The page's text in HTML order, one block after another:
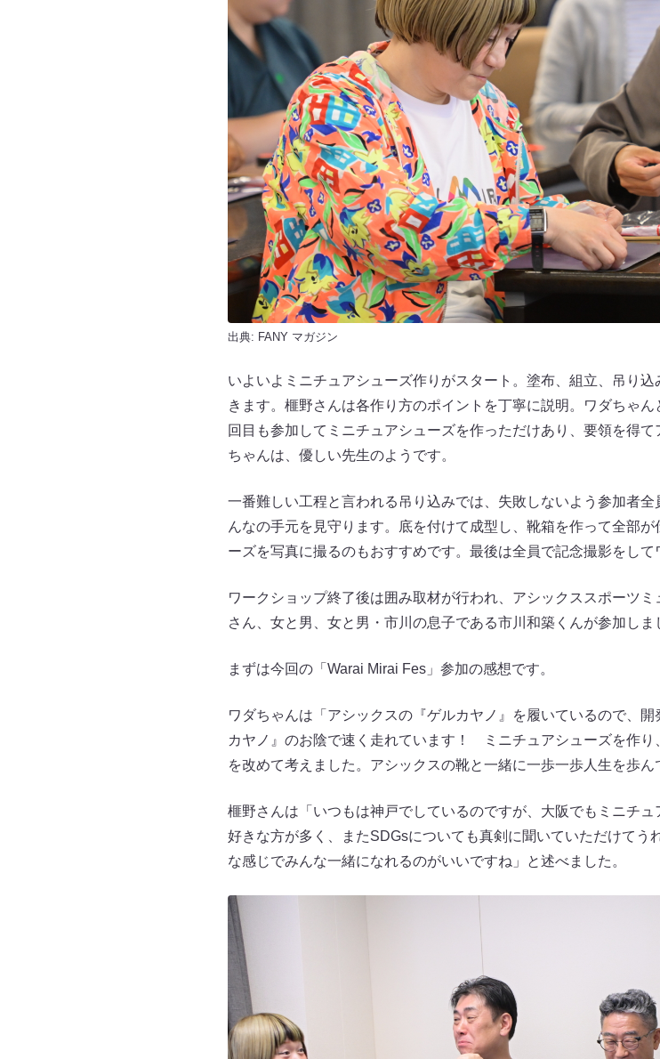
出典: FANY マガジン
いよいよミニチュアシューズ作りがスタート。塗布、組立、吊り
きます。榧野さんは各作り方のポイントを丁寧に説明。ワダちゃ
回目も参加してミニチュアシューズを作っただけあり、要領を得
ちゃんは、優しい先生のようです。
一番難しい工程と言われる吊り込みでは、失敗しないよう参加者
んなの手元を見守ります。底を付けて成型し、靴箱を作って全部
ーズを写真に撮るのもおすすめです。最後は全員で記念撮影をして
ワークショップ終了後は囲み取材が行われ、アシックススポーツ
さん、女と男、女と男・市川の息子である市川和築くんが参加しま
まずは今回の「Warai Mirai Fes」参加の感想です。
ワダちゃんは「アシックスの『ゲルカヤノ』を履いているので、
カヤノ』のお陰で速く走れています！ ミニチュアシューズを作り
を改めて考えました。アシックスの靴と一緒に一歩一歩人生を歩ん
榧野さんは「いつもは神戸でしているのですが、大阪でもミニチ
好きな方が多く、またSDGsについても真剣に聞いていただけてう
な感じでみんな一緒になれるのがいいですね」と述べました。